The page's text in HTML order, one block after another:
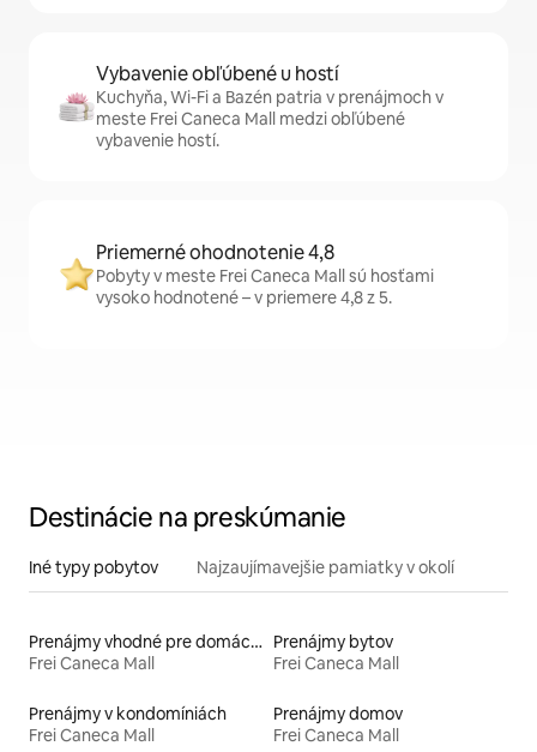
Vybavenie obľúbené u hostí
Kuchyňa, Wi-Fi a Bazén patria v prenájmoch v
meste Frei Caneca Mall medzi obľúbené
vybavenie hostí.
Priemerné ohodnotenie 4,8
Pobyty v meste Frei Caneca Mall sú hosťami
vysoko hodnotené – v priemere 4,8 z 5.
Destinácie na preskúmanie
Iné typy pobytov Najzaujímavejšie pamiatky v okolí
Prenájmy vhodné pre domáce zvieratá
Frei Caneca Mall
Prenájmy bytov
Frei Caneca Mall
Prenájmy v kondomíniách
Frei Caneca Mall
Prenájmy domov
Frei Caneca Mall